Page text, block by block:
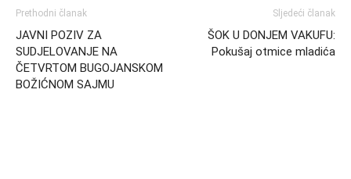
Prethodni članak
JAVNI POZIV ZA
SUDJELOVANJE NA
ČETVRTOM BUGOJANSKOM
BOŽIĆNOM SAJMU
Sljedeći članak
ŠOK U DONJEM VAKUFU:
Pokušaj otmice mladića